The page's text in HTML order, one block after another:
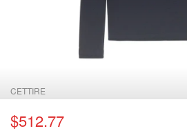
CETTIRE
$512.77